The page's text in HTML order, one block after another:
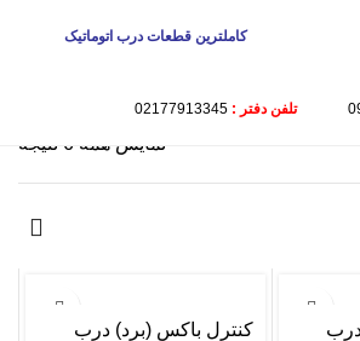
کاملترین قطعات درب اتوماتیک
تلفن دفتر : 02177913345
نمایش همه 6 نتیجه
کنترل باکس (برد) درب